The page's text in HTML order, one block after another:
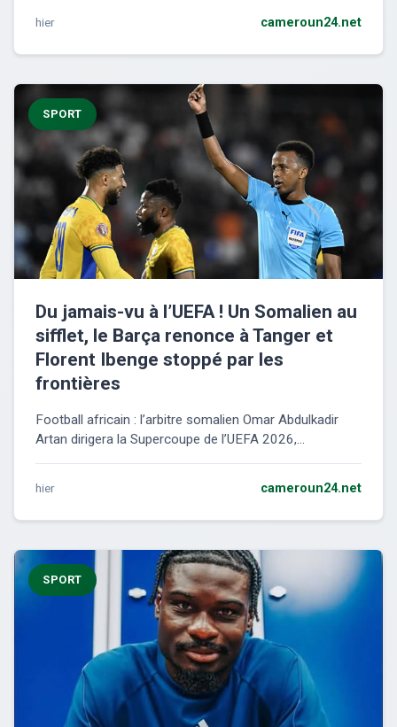
hier cameroun24.net
SPORT
Du jamais-vu à l’UEFA ! Un Somalien au
sifflet, le Barça renonce à Tanger et
Florent Ibenge stoppé par les
frontières
Football africain : l’arbitre somalien Omar Abdulkadir
Artan dirigera la Supercoupe de l’UEFA 2026,...
hier cameroun24.net
SPORT